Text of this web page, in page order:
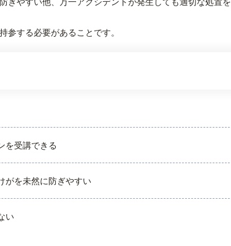
参する必要があることです。
を受講できる
がを未然に防ぎやすい
い